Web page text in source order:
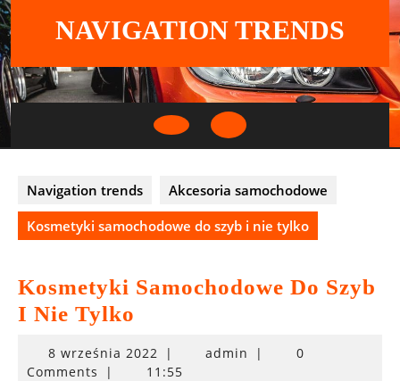
Skip
to
content
NAVIGATION TRENDS
Open
Navigation trends
Akcesoria samochodowe
Kosmetyki samochodowe do szyb i nie tylko
Kosmetyki Samochodowe Do Szyb
I Nie Tylko
8 września 2022
września
| admin |
0
Comments
| 11:55